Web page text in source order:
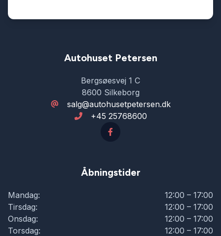
LED kørelys
Parkeringssensor bagved
Autohuset Petersen
Bergsøesvej 1 C
8600 Silkeborg
salg@autohusetpetersen.dk
+45 25768600
Åbningstider
Mandag:
12:00 – 17:00
Tirsdag:
12:00 – 17:00
Onsdag:
12:00 – 17:00
Torsdag:
12:00 – 17:00